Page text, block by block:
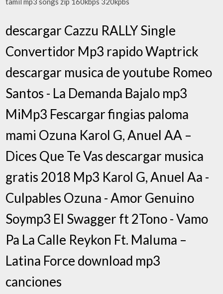
descargar Cazzu RALLY Single
Convertidor Mp3 rapido Waptrick
descargar musica de youtube Romeo
Santos - La Demanda Bajalo mp3
MiMp3 Fescargar fingias paloma
mami Ozuna Karol G, Anuel AA –
Dices Que Te Vas descargar musica
gratis 2018 Mp3 Karol G, Anuel Aa -
Culpables Ozuna - Amor Genuino
Soymp3 El Swagger ft 2Tono - Vamo
Pa La Calle Reykon Ft. Maluma –
Latina Force download mp3
canciones